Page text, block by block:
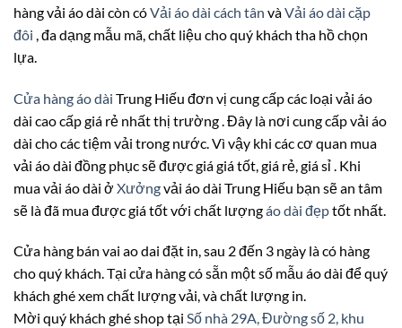
hàng vải áo dài còn cóVải áo dài cách tân vàVải áo dài cặp
đôi , đa dạng mẫu mã, chất liệu cho quý khách tha hồ chọn
lựa.
Cửa hàng áo dài Trung Hiếu đơn vị cung cấp các loại vải áo
dài cao cấp giá rẻ nhất thị trường . Đây là nơi cung cấp vải áo
dài cho các tiệm vải trong nước. Vì vậy khi các cơ quan mua
vải áo dài đồng phục sẽ được giá giá tốt, giá rẻ, giá sỉ . Khi
mua vải áo dài ở Xưởngvải áo dài Trung Hiếu bạn sẽ an tâm
sẽ là đã mua được giá tốt với chất lượngáo dài đẹptốt nhất.
Cửa hàng bán vai ao dai đặt in, sau 2 đến 3 ngày là có hàng
cho quý khách. Tại cửa hàng có sẵn một số mẫu áo dài để quý
khách ghé xem chất lượng vải, và chất lượng in.
Mời quý khách ghé shop tại Số nhà 29A, Đường số 2, khu